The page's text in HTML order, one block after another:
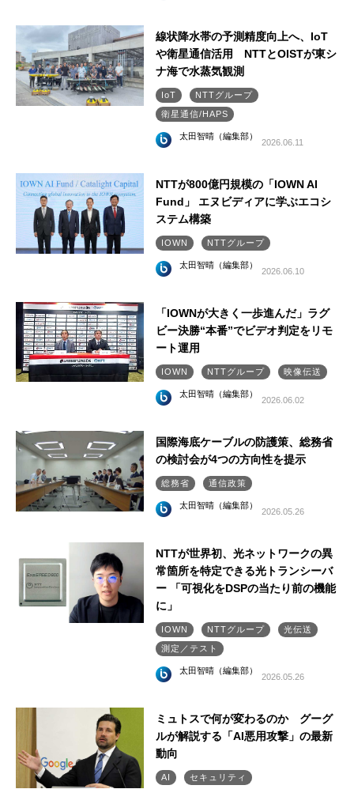
線状降水帯の予測精度向上へ、IoT
や衛星通信活用 NTTとOISTが東シ
ナ海で水蒸気観測
IoT
NTTグループ
衛星通信/HAPS
太田智晴（編集部）
2026.06.11
NTTが800億円規模の「IOWN AI
Fund」 エヌビディアに学ぶエコシ
ステム構築
IOWN NTTグループ
太田智晴（編集部）
2026.06.10
「IOWNが大きく一歩進んだ」ラグ
ビー決勝“本番”でビデオ判定をリモ
ート運用
IOWN NTTグループ 映像伝送
太田智晴（編集部）
2026.06.02
国際海底ケーブルの防護策、総務省
の検討会が4つの方向性を提示
総務省 通信政策
太田智晴（編集部）
2026.05.26
NTTが世界初、光ネットワークの異
常箇所を特定できる光トランシーバ
ー 「可視化をDSPの当たり前の機能
に」
IOWN NTTグループ
光伝送
測定／テスト
太田智晴（編集部）
2026.05.26
ミュトスで何が変わるのか グーグ
ルが解説する「AI悪用攻撃」の最新
動向
AI セキュリティ